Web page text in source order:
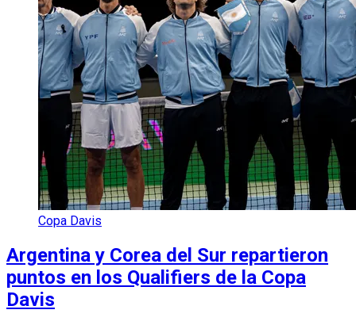
Copa Davis
Argentina y Corea del Sur repartieron
puntos en los Qualifiers de la Copa
Davis